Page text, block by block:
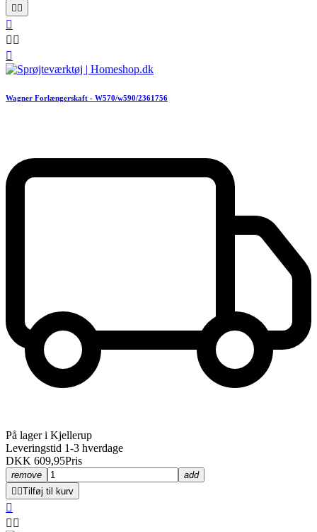
 

 

Wagner Forlængerskaft - W570/w590/2361756
På lager i Kjellerup
Leveringstid 1-3 hverdage
DKK 609,95Pris
remove
add
 Tilføj til kurv

 